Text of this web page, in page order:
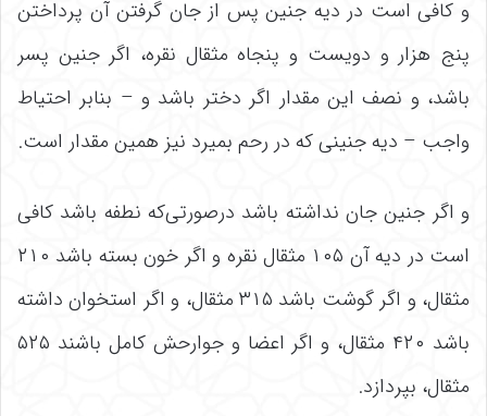
و کافی است در دیه جنین پس از جان گرفتن آن پرداختن
پنج هزار و دویست و پنجاه مثقال نقره، اگر جنین پسر
باشد، و نصف این مقدار اگر دختر باشد و – بنابر احتیاط
واجب – دیه جنینی که در رحم بمیرد نیز همین مقدار است.
و اگر جنین جان نداشته باشد درصورتی‌که نطفه باشد کافی
است در دیه آن ۱۰۵ مثقال نقره و اگر خون بسته باشد ۲۱۰
مثقال، و اگر گوشت باشد ۳۱۵ مثقال، و اگر استخوان داشته
باشد ۴۲۰ مثقال، و اگر اعضا و جوارحش کامل باشند ۵۲۵
مثقال، بپردازد.